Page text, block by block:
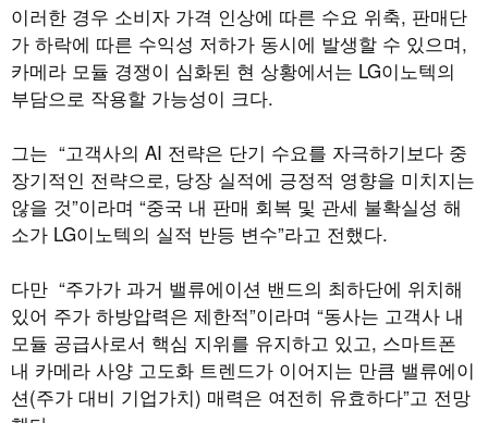
이러한 경우 소비자 가격 인상에 따른 수요 위축, 판매단
가 하락에 따른 수익성 저하가 동시에 발생할 수 있으며,
카메라 모듈 경쟁이 심화된 현 상황에서는 LG이노텍의
부담으로 작용할 가능성이 크다.
그는 “고객사의 AI 전략은 단기 수요를 자극하기보다 중
장기적인 전략으로, 당장 실적에 긍정적 영향을 미치지는
않을 것”이라며 “중국 내 판매 회복 및 관세 불확실성 해
소가 LG이노텍의 실적 반등 변수”라고 전했다.
다만 “주가가 과거 밸류에이션 밴드의 최하단에 위치해
있어 주가 하방압력은 제한적”이라며 “동사는 고객사 내
모듈 공급사로서 핵심 지위를 유지하고 있고, 스마트폰
내 카메라 사양 고도화 트렌드가 이어지는 만큼 밸류에이
션(주가 대비 기업가치) 매력은 여전히 유효하다”고 전망